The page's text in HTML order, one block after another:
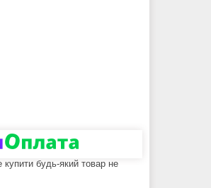
купити будь-який товар не